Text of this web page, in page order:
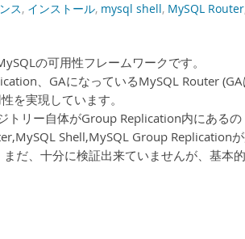
ス, インストール, mysql shell, MySQL Router
の可用性フレームワークです。
、GAになっているMySQL Router (GA
を実現しています。
トリー自体がGroup Replication内にあるの
Shell,MySQL Group Replication
だ、十分に検証出来ていませんが、基本